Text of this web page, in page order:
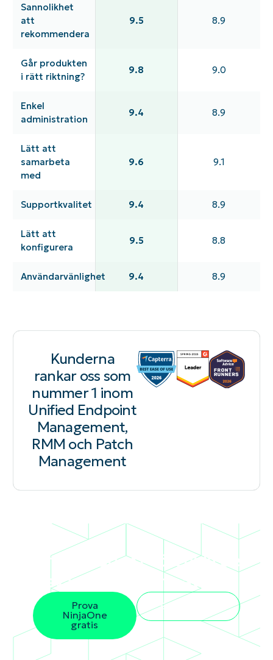
Sannolikhet
att
rekommendera
9.5 8.9
Går produkten
i rätt riktning?
9.8 9.0
Enkel
administration
9.4 8.9
Lätt att
samarbeta
med
9.6 9.1
Supportkvalitet 9.4 8.9
Lätt att
konfigurera
9.5 8.8
Användarvänlighet 9.4 8.9
Kunderna
rankar oss som
nummer 1 inom
Unified Endpoint
Management,
RMM och Patch
Management
Är du redo att förenkla de
svåraste delarna av IT?
Prova
NinjaOne
gratis
Se en demo